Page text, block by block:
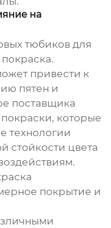
на
тюбиков для
привести к
пятен и
поставщика
покраски, которые
технологии
стойкости цвета
покрытие и